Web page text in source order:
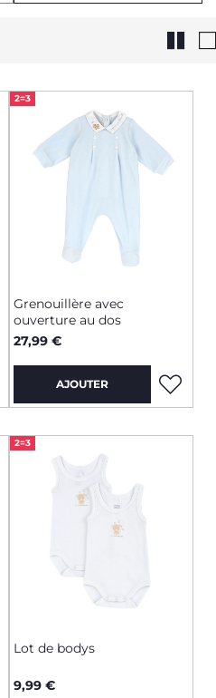
2=3
Grenouillère avec
ouverture au dos
27,99 €
AJOUTER
2=3
Lot de bodys
9,99 €